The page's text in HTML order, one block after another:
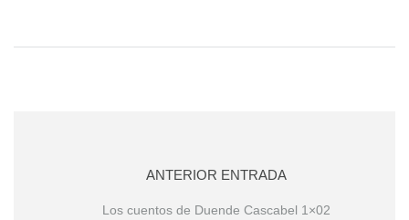
ANTERIOR ENTRADA
Los cuentos de Duende Cascabel 1×02